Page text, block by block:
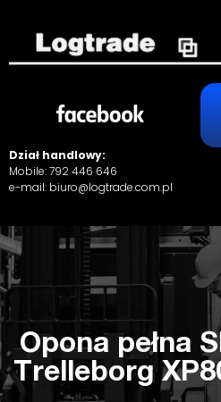
Dział handlowy:
Mobile:792 446 646
e-mail: biuro@logtrade.com.pl
Opona pełna
Trelleborg